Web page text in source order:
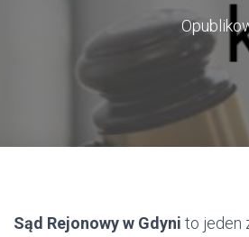
Sąd Rejonowy w Gdyni to jeden